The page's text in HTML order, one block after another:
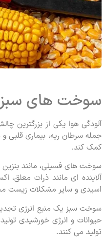
سوخت های سبز:
آلودگی هوا یکی از
جمله سرطان ریه، بیماری
کمک کند.
سوخت های فسیلی، مانند بنزین
آلاینده ای مانند ذرات معلق،
اسیدی و سایر مشکلات زیست
سوخت سبز یک منبع انرژی
حیوانات و انرژی خورشیدی
تولید می کنند.